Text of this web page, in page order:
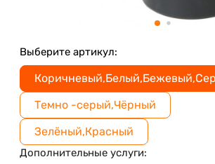
Выберите артикул:
Темно -серый,Чёрный
Зелёный,Красный
Дополнительные услуги: